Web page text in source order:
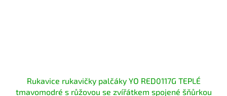
Rukavice rukavičky palčáky YO RED0117G TEPLÉ
tmavomodré s růžovou se zvířátkem spojené šňůrkou